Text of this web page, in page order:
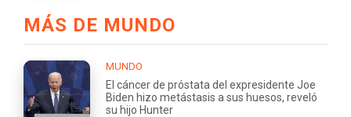
MÁS DE MUNDO
MUNDO
El cáncer de próstata del expresidente Joe
Biden hizo metástasis a sus huesos, reveló
su hijo Hunter